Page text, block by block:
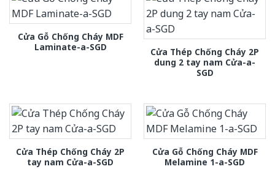
Cửa Gỗ Chống Cháy MDF
Laminate-a-SGD
Cửa Thép Chống Cháy 2P
dung 2 tay nam Cửa-a-
SGD
Cửa Thép Chống Cháy 2P
tay nam Cửa-a-SGD
Cửa Gỗ Chống Cháy MDF
Melamine 1-a-SGD